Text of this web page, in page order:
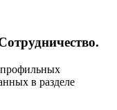
профильных
в разделе